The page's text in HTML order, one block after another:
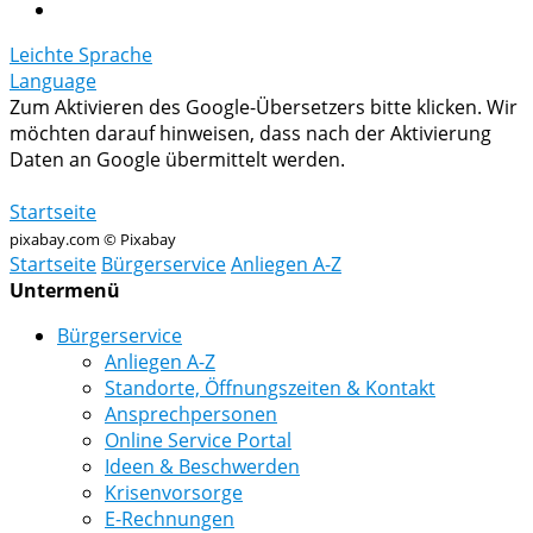
Leichte Sprache
Language
Zum Aktivieren des Google-Übersetzers bitte klicken. Wir
möchten darauf hinweisen, dass nach der Aktivierung
Daten an Google übermittelt werden.
Startseite
pixabay.com © Pixabay
Startseite BürgerserviceAnliegen A-Z
Untermenü
Bürgerservice
Anliegen A-Z
Standorte, Öffnungszeiten & Kontakt
Ansprechpersonen
Online Service Portal
Ideen & Beschwerden
Krisenvorsorge
E-Rechnungen